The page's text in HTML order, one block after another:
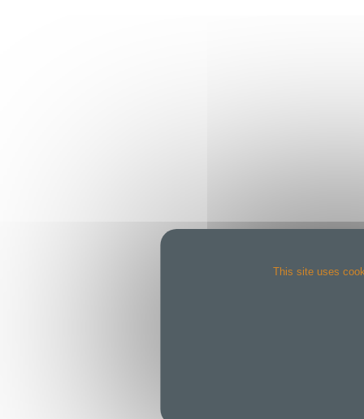
This site uses